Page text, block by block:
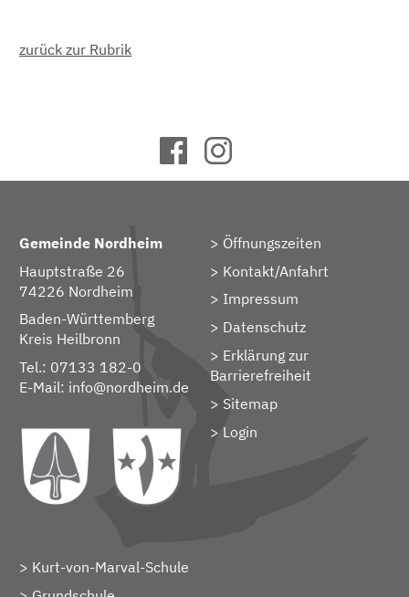
zurück zur Rubrik
Gemeinde Nordheim
Hauptstraße 26
74226 Nordheim
Baden-Württemberg
Kreis Heilbronn
Tel.: 07133 182-0
E-Mail: info@nordheim.de
Öffnungszeiten
Kontakt/Anfahrt
Impressum
Datenschutz
Erklärung zur
Barrierefreiheit
Sitemap
> Login
Kurt-von-Marval-Schule